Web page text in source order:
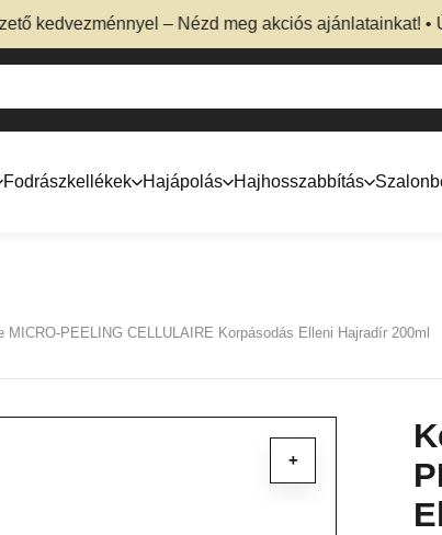
– Nézd meg akciós ajánlatainkat! •
Fodrászkellékek Hajápolás Hajhosszabbítás
PEELING CELLULAIRE Korpásodás Elleni Hajradír 200ml
+